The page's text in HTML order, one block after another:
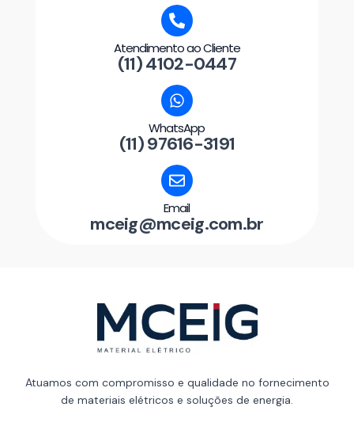
Atendimento ao Cliente
(11) 4102-0447
WhatsApp
(11) 97616-3191
Email
mceig@mceig.com.br
Atuamos com compromisso e qualidade no fornecimento
de materiais elétricos e soluções de energia.